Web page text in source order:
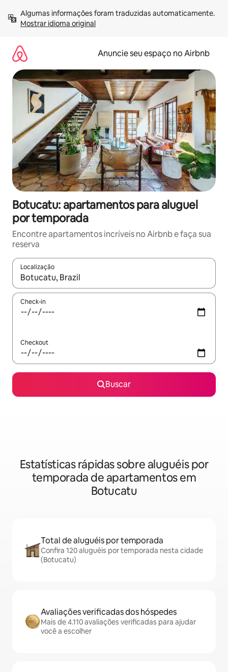
para
Mostrar idioma original
Anuncie seu espaço no Airbnb
Botucatu: apartamentos para aluguel
por temporada
Encontre apartamentos incríveis no Airbnb e faça sua
reserva
Localização
Quando os resultados estiverem disponíveis, explore-os
Check-in
Checkout
Buscar
Estatísticas rápidas sobre aluguéis por
temporada de apartamentos em
Botucatu
Total de aluguéis por temporada
Confira 120 aluguéis por temporada nesta cidade
(Botucatu)
Avaliações verificadas dos hóspedes
Mais de 4.110 avaliações verificadas para ajudar
você a escolher